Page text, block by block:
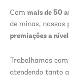
Com mais de 50
de minas,
premiações a
Trabalhamos com
atendendo tanto